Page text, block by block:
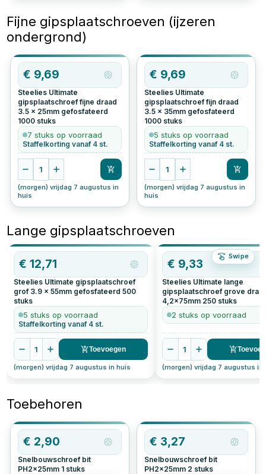
Fijne gipsplaatschroeven (ijzeren
ondergrond)
€ 9,69
Steelies Ultimate
gipsplaatschroef fijne draad
3.5 x 25mm gefosfateerd
1000 stuks
7 stuks op voorraad
Staffelkorting vanaf 4 st.
1
(morgen) vrijdag 7 augustus in
huis
€ 9,69
Steelies Ultimate
gipsplaatschroef fijn draad
3.5 x 35mm gefosfateerd
1000 stuks
5 stuks op voorraad
Staffelkorting vanaf 4 st.
1
(morgen) vrijdag 7 augustus in
huis
Lange gipsplaatschroeven
Swipe
€12,71
Steelies Ultimate gipsplaatschroef
grof 3.9 x 55mm gefosfateerd 500
stuks
5 stuks op voorraad
Staffelkorting vanaf 4 st.
1 Toevoegen
(morgen) vrijdag 7 augustus in huis
€ 9,33
Steelies Ultimate lange
gipsplaatschroef grove
4,2x75mm 250 stuks
2 stuks op voorraad
1
(morgen) vrijdag 7 augustus in
Toebehoren
OP=OP
€ 2,90
Snelbouwschroef bit
PH2x25mm 1 stuks
€ 3,27
Snelbouwschroef bit
PH2x25mm 2 stuks